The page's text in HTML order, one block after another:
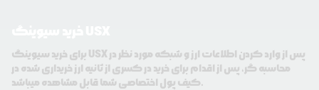
برای خرید سیوینگ USX پس از وارد کردن اطلاعات ارز و شبکه مورد نظر در
محاسبه گر، پس از اقدام برای خرید در کسری از ثانیه ارز خریداری شده در
کیف پول اختصاصی شما قابل مشاهده میباشد.